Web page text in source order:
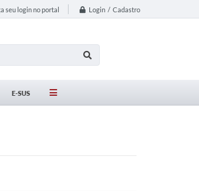
seu login no portal Login / Cadastro
E-SUS